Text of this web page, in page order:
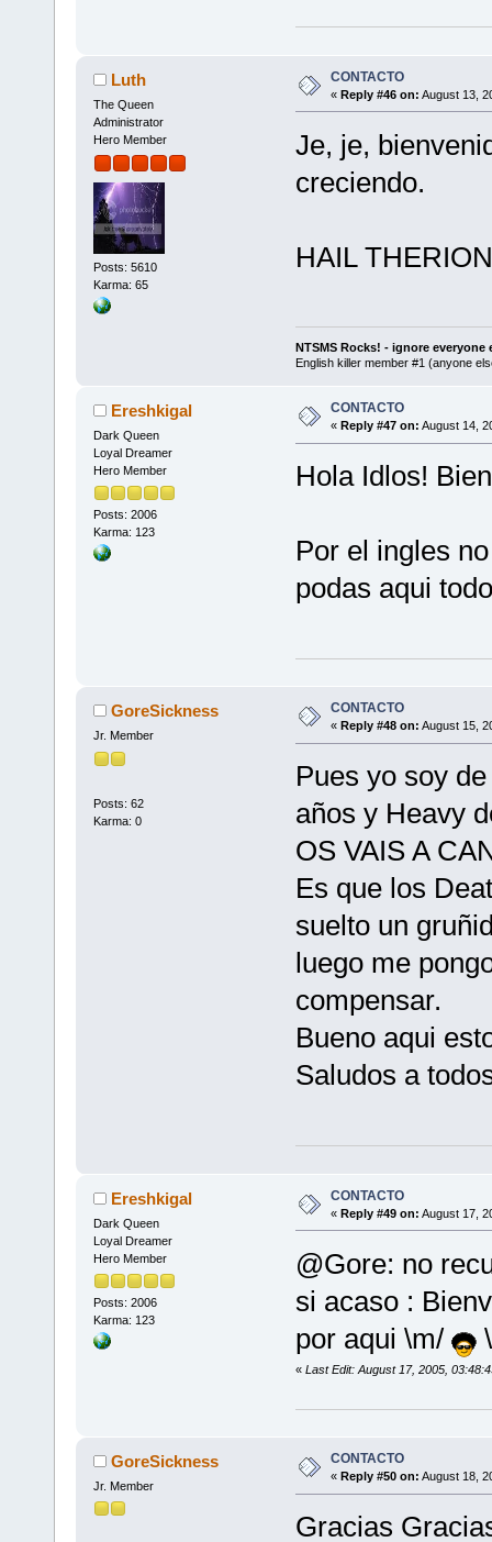
Luth
The Queen
Administrator
Hero Member
Posts: 5610
Karma: 65
CONTACTO
« Reply #46 on: August 13,
Je, je,
creciendo.
HAIL
NTSMS Rocks! - ignore everyone
English killer member #1 (anyone
Ereshkigal
Dark Queen
Loyal Dreamer
Hero Member
Posts: 2006
Karma: 123
CONTACTO
« Reply #47 on: August 14,
Hola Idlos!
Por el ingles
podas aqui
GoreSickness
Jr. Member
Posts: 62
Karma: 0
CONTACTO
« Reply #48 on: August 15,
Pues yo soy
años y Heavy
OS VAIS A
Es que los
suelto un
luego me
compensar.
Bueno aqui
Saludos a
Ereshkigal
Dark Queen
Loyal Dreamer
Hero Member
Posts: 2006
Karma: 123
CONTACTO
« Reply #49 on: August 17,
@Gore: no
si acaso :
por aqui \m/
« Last Edit: August 17, 2005,
GoreSickness
Jr. Member
CONTACTO
« Reply #50 on: August 18,
Gracias